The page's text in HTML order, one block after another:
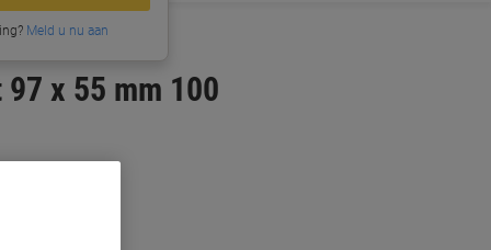
Meld u nu aan
x 55 mm 100